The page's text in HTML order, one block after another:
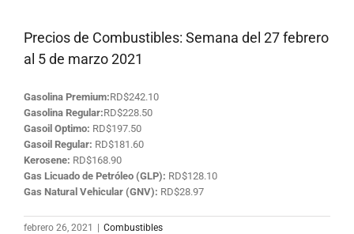
Precios de Combustibles: Semana del 27 febrero
al 5 de marzo 2021
Gasolina Premium:RD$242.10
Gasolina Regular:RD$228.50
Gasoil Optimo: RD$197.50
Gasoil Regular: RD$181.60
Kerosene: RD$168.90
Gas Licuado de Petróleo (GLP): RD$128.10
Gas Natural Vehicular (GNV): RD$28.97
febrero 26, 2021 Combustibles